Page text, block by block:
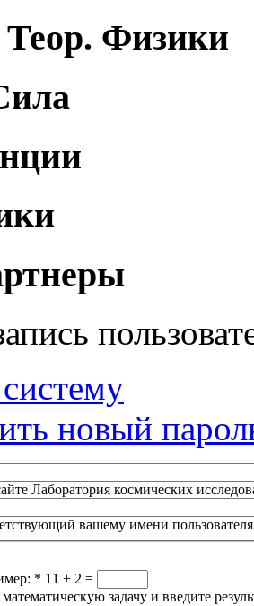
Физики
новый
Лаборатория космических
вашему имени
* 11 + 2 =
задачу и введите